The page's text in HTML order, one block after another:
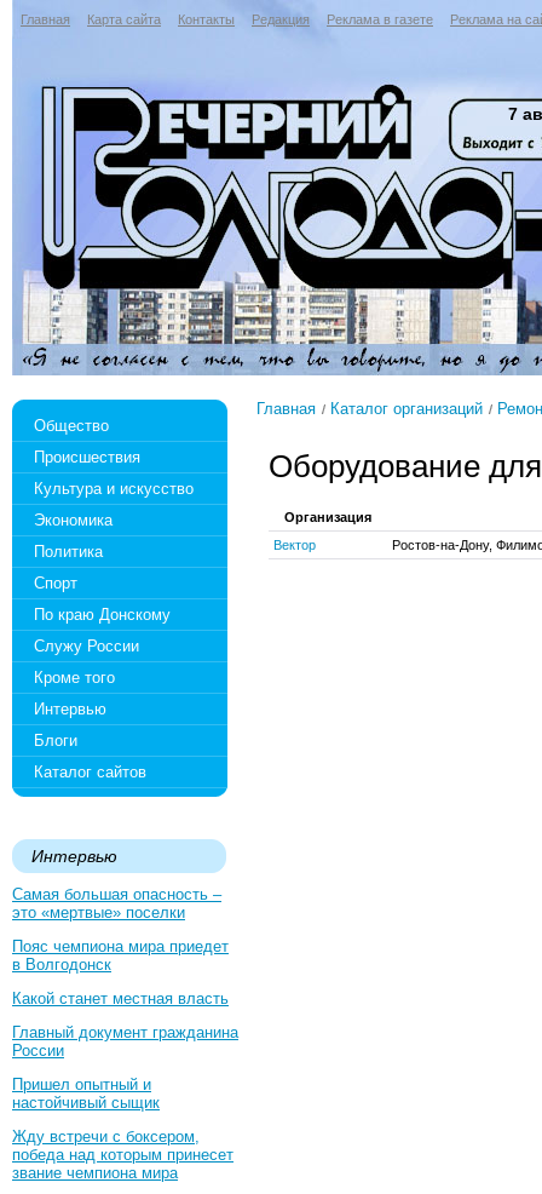
Главная Карта сайта Контакты Редакция Реклама в газете Реклама на
7
Общество
Происшествия
Культура и искусство
Экономика
Политика
Спорт
По краю Донскому
Служу России
Кроме того
Интервью
Блоги
Каталог сайтов
Интервью
Самая большая опасность –
это «мертвые» поселки
Пояс чемпиона мира приедет
в Волгодонск
Какой станет местная власть
Главный документ гражданина
России
Пришел опытный и
настойчивый сыщик
Жду встречи с боксером,
победа над которым принесет
звание чемпиона мира
Главная Каталог организаций
Оборудование
Организация
Вектор
Ростов-на-Дону,